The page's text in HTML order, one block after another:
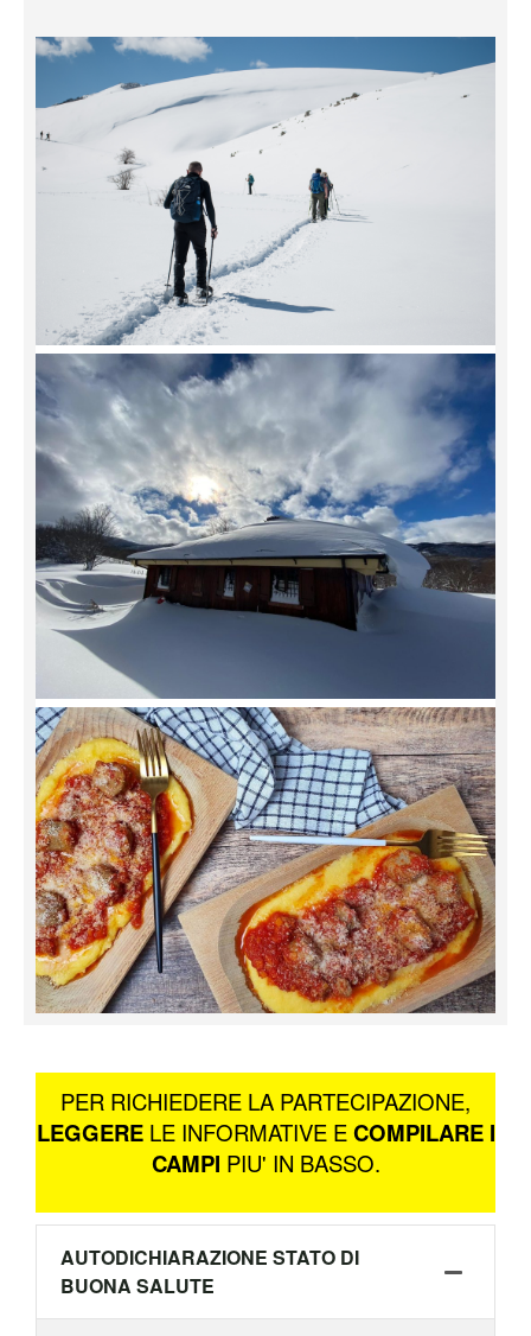
PER RICHIEDERE LA PARTECIPAZIONE,
LEGGERELE INFORMATIVE ECOMPILARE I
CAMPI PIU' IN BASSO.
AUTODICHIARAZIONE STATO DI
BUONA SALUTE